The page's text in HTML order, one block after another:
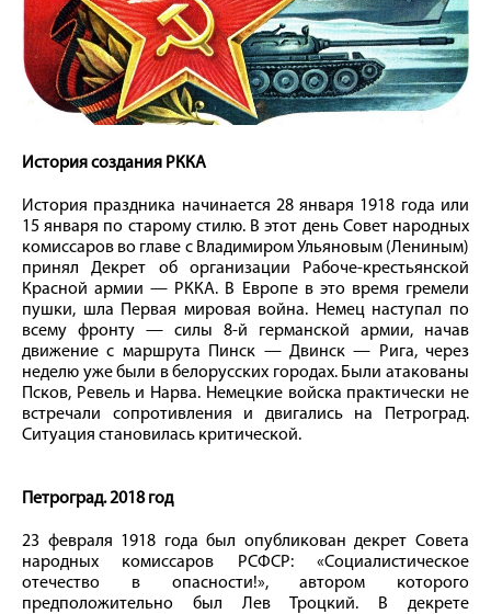
История создания РККА
История праздника начинается 28 января 1918 года или
15 января по старому стилю. В этот день Совет народных
комиссаров во главе с Владимиром Ульяновым (Лениным)
принял Декрет об организации Рабоче-крестьянской
Красной армии — РККА. В Европе в это время гремели
пушки, шла Первая мировая война. Немец наступал по
всему фронту — силы 8-й германской армии, начав
движение с маршрута Пинск — Двинск — Рига, через
неделю уже были в белорусских городах. Были атакованы
Псков, Ревель и Нарва. Немецкие войска практически не
встречали сопротивления и двигались на Петроград.
Ситуация становилась критической.
Петроград. 2018 год
23 февраля 1918 года был опубликован декрет Совета
народных комиссаров РСФСР: «Социалистическое
отечество в опасности!», автором которого
предположительно был Лев Троцкий. В декрете